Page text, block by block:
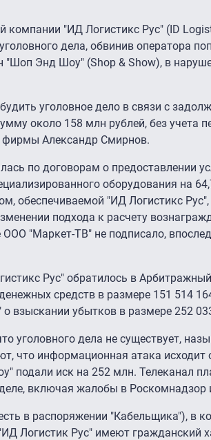
компании "ИД Логистикс Рус" (ID
дела, обвинив оператора
"Шоп Энд Шоу" (Shop & Show), в
уголовное дело в связи с
около 158 млн рублей, без учета
фирмы Александр Смирнов.
по договорам о предоставлении
оборудования на
обеспечиваемой "ИД Логистикс Рус",
подхода к расчету
"Маркет-ТВ" не подписало,
Рус" обратилось в
средств в размере 151 514
взыскании убытков в размере 252
уголовного дела не существует,
что информационная атака исходит
подали иск на 252 млн. Телеканал
включая жалобы в Роскомнадзор
в распоряжении "Кабельщика"), в
Логистик Рус" имеют гражданский